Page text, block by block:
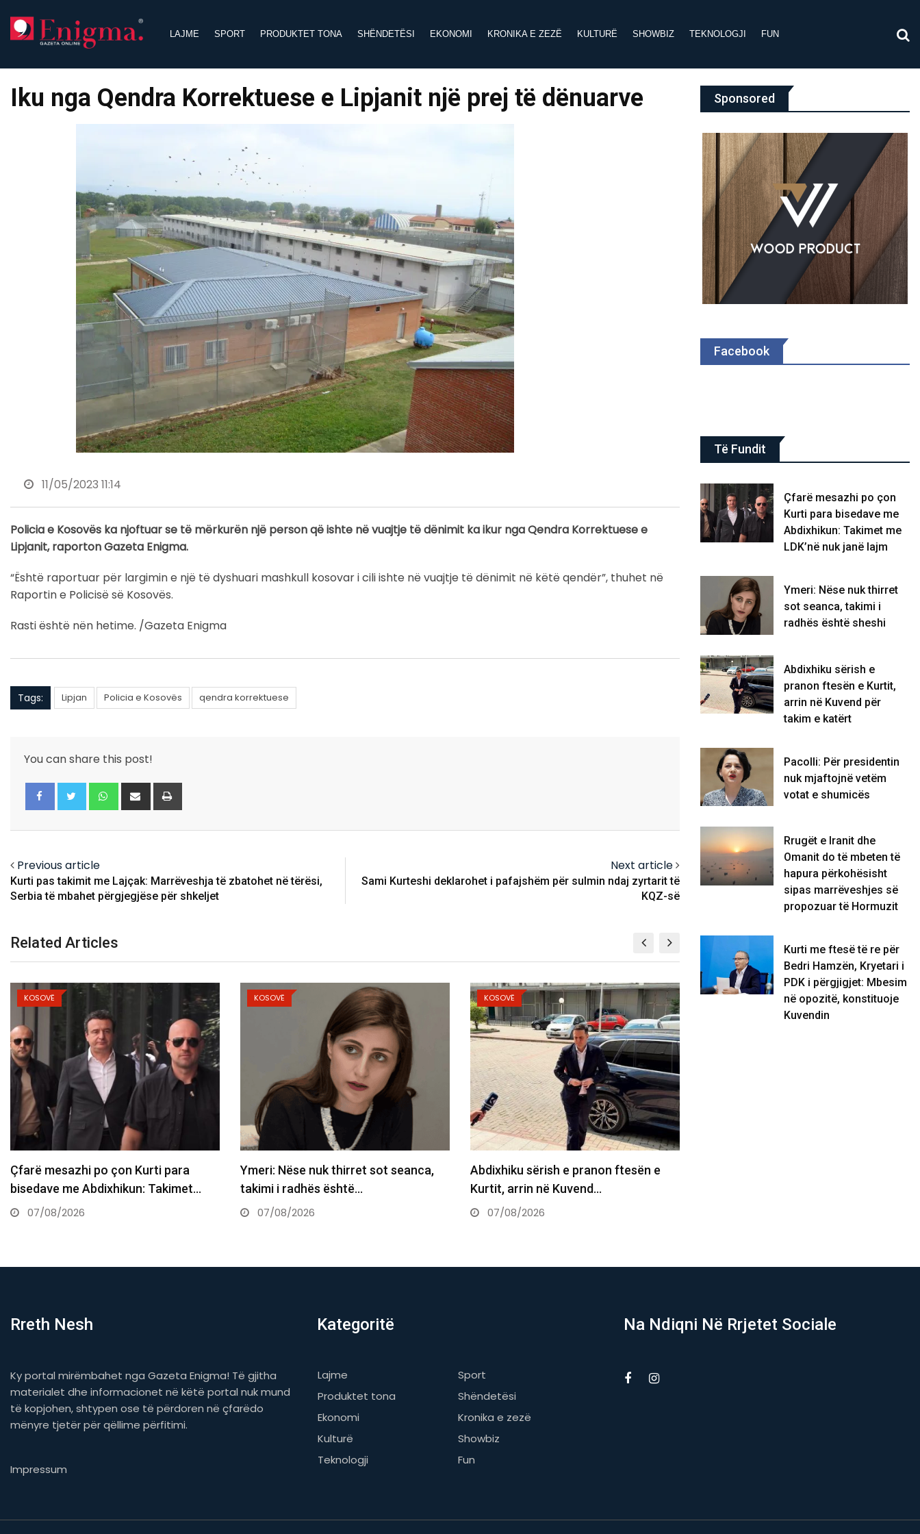
content
LAJME SPORT PRODUKTET TONA SHËNDETËSI EKONOMI KRONIKA E ZEZË KULTURË SHOWBIZ TEKNOLOGJI FUN
Iku nga Qendra Korrektuese e Lipjanit një prej të dënuarve
11/05/2023 11:14
Policia e Kosovës ka njoftuar se të mërkurën një person që ishte në vuajtje të dënimit ka ikur nga Qendra Korrektuese e
Lipjanit, raporton Gazeta Enigma.
“Është raportuar për largimin e një të dyshuari mashkull kosovar i cili ishte në vuajtje të dënimit në këtë qendër”, thuhet në
Raportin e Policisë së Kosovës.
Rasti është nën hetime. /Gazeta Enigma
Tags: Lipjan Policia e Kosovës qendra korrektuese
You can share this post!
Whatsapp
Share
via
Previous article
Kurti pas takimit me Lajçak: Marrëveshja të zbatohet në tërësi,
Serbia të mbahet përgjegjëse për shkeljet
Next article
Sami Kurteshi deklarohet i pafajshëm për sulmin ndaj zyrtarit të
KQZ-së
Related Articles
KOSOVË
Çfarë mesazhi po çon Kurti para
bisedave me Abdixhikun: Takimet…
07/08/2026
KOSOVË
Ymeri: Nëse nuk thirret sot seanca,
takimi i radhës është…
07/08/2026
KOSOVË
Abdixhiku sërish e pranon ftesën e
Kurtit, arrin në Kuvend…
07/08/2026
KOSOVË
Sponsored
Facebook
Të Fundit
Çfarë mesazhi po çon
Kurti para bisedave me
Abdixhikun: Takimet me
LDK’në nuk janë lajm
Ymeri: Nëse nuk thirret
sot seanca, takimi i
radhës është sheshi
Abdixhiku sërish e
pranon ftesën e Kurtit,
arrin në Kuvend për
takim e katërt
Pacolli: Për presidentin
nuk mjaftojnë vetëm
votat e shumicës
Rrugët e Iranit dhe
Omanit do të mbeten të
hapura përkohësisht
sipas marrëveshjes së
propozuar të Hormuzit
Kurti me ftesë të re për
Bedri Hamzën, Kryetari i
PDK i përgjigjet: Mbesim
në opozitë, konstituoje
Kuvendin
Rreth Nesh
Ky portal mirëmbahet nga Gazeta Enigma! Të gjitha
materialet dhe informacionet në këtë portal nuk mund
të kopjohen, shtypen ose të përdoren në çfarëdo
mënyre tjetër për qëllime përfitimi.
Impressum
Kategoritë
Lajme
Sport
Produktet tona
Shëndetësi
Ekonomi
Kronika e zezë
Kulturë
Showbiz
Teknologji
Fun
Na Ndiqni Në Rrjetet Sociale